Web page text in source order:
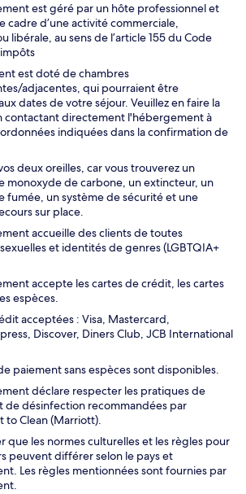
est géré par un hôte professionnel et
cadre d’une activité commerciale,
libérale, au sens de l’article 155 du Code
est doté de chambres
adjacentes, qui pourraient être
dates de votre séjour. Veuillez en faire la
contactant directement l'hébergement à
indiquées dans la confirmation de
deux oreilles, car vous trouverez un
monoxyde de carbone, un extincteur, un
fumée, un système de sécurité et une
sur place.
accueille des clients de toutes
et identités de genres (LGBTQIA+
accepte les cartes de crédit, les cartes
espèces.
acceptées : Visa, Mastercard,
Discover, Diners Club, JCB International
paiement sans espèces sont disponibles.
déclare respecter les pratiques de
de désinfection recommandées par
to Clean (Marriott).
que les normes culturelles et les règles pour
peuvent différer selon le pays et
Les règles mentionnées sont fournies par